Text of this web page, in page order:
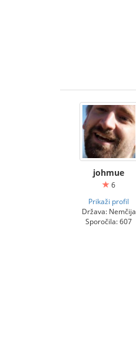
johmue
6
Prikaži profil
Država: Nemčija
Sporočila: 607